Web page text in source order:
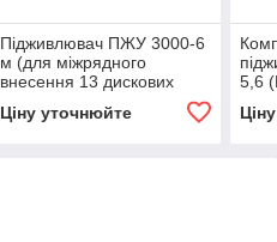
Підживлювач ПЖУ 3000-6
м (для міжрядного
внесення 13 дискових
Ціну уточнюйте
5,6